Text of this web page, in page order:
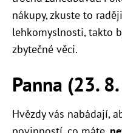
nákupy, zkuste to
lehkomyslnosti, takto
zbytečné věci.
Panna (23.
Hvězdy vás nabádají,